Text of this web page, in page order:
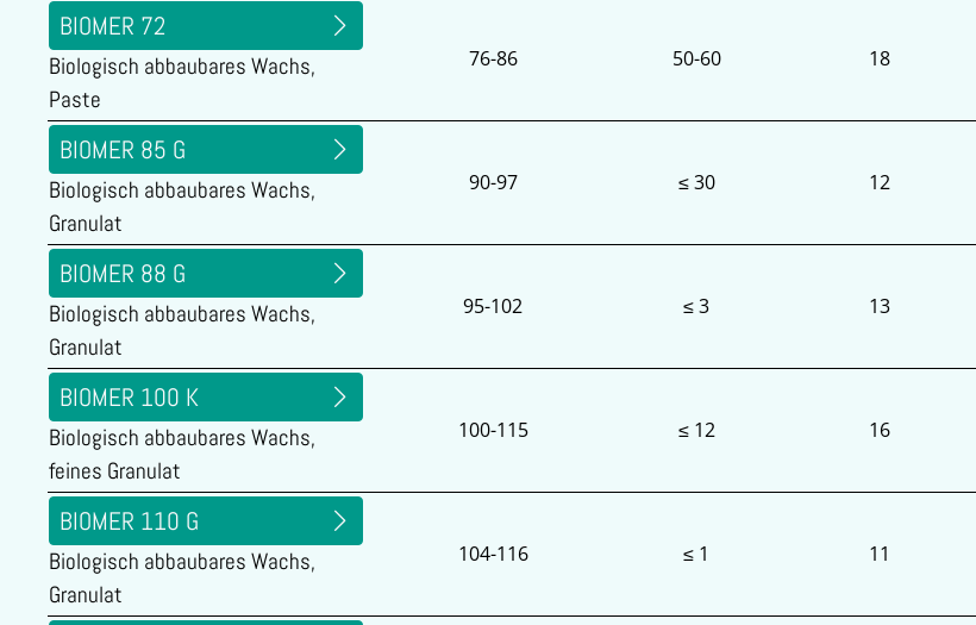
BIOMER 72
Biologisch abbaubares Wachs,
Paste
76-86 50-60 18
BIOMER 85 G
Biologisch abbaubares Wachs,
Granulat
90-97 ≤ 30 12
BIOMER 88 G
Biologisch abbaubares Wachs,
Granulat
95-102 ≤ 3 13
BIOMER 100 K
Biologisch abbaubares Wachs,
feines Granulat
100-115 ≤ 12 16
BIOMER 110 G
Biologisch abbaubares Wachs,
Granulat
104-116 ≤ 1 11